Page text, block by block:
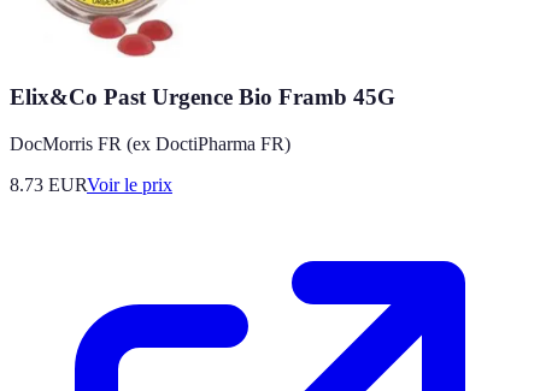
Elix&Co Past Urgence Bio Framb 45G
DocMorris FR (ex DoctiPharma FR)
8.73 EURVoir le prix